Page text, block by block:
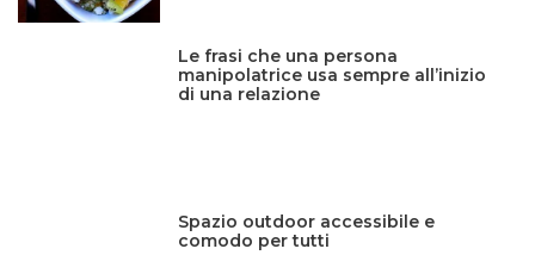
Le frasi che una persona
manipolatrice usa sempre all’inizio
di una relazione
Spazio outdoor accessibile e
comodo per tutti